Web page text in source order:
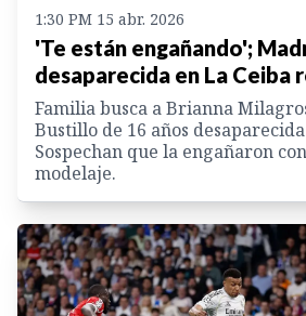
1:30 PM 15 abr. 2026
'Te están engañando';
desaparecida en La Ceiba
Familia busca a Brianna
Bustillo de 16 años
Sospechan que la engañaron
modelaje.